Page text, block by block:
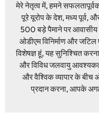
मेरे नेतृत्व में, हमने
पूरे यूरोप के देश, मध्य पूर्व,
500 बड़े पैमाने पर आवासीय
ओडीएम विनिर्माण और
विशेषज्ञ हूं, यह सुनिश्चित
और विविध जलवायु
और वैश्विक व्यापार के बीच
प्रदान करना, आपके